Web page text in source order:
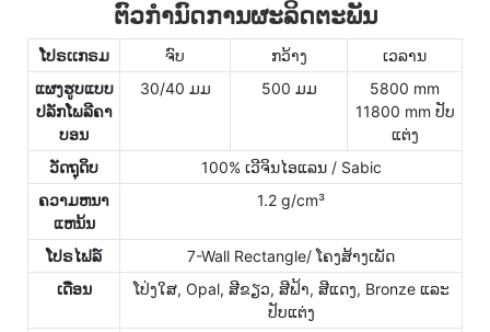
ຕົວກໍານົດການຜະລິດຕະພັນ
ໂປຣເເກຣມ ຈົບ ກວ້າງ
ເວລານ
ແຜງຮູບແບບ
ປລັກໂພລີຄາ
ບອນ
30/40 ມມ 500 ມມ
5800 mm
11800 mm ປັບ
ແຕ່ງ
ວັດ​ຖຸ​ດິບ
100% ເວີຈິນໄອແລນ / Sabic
ຄວາມ​ຫນາ​
ແຫນ້ນ
1.2 g/cm³
ໂປຣໄຟລ໌
7-Wall Rectangle/ ໂຄງສ້າງເພັດ
ເດືອນ
ໂປ່ງໃສ, Opal, ສີຂຽວ, ສີຟ້າ, ສີແດງ, Bronze ແລະ
ປັບແຕ່ງ